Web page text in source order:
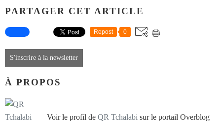
PARTAGER CET ARTICLE
Repost 0
S'inscrire à la newsletter
À PROPOS
Voir le profil de QR Tchalabi sur le portail Overblog